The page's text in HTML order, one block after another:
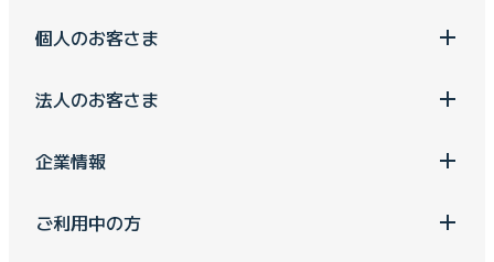
個人のお客さま
法人のお客さま
企業情報
ご利用中の方